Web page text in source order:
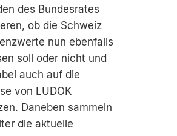
des Bundesrates
ob die Schweiz
nun ebenfalls
soll oder nicht und
auch auf die
von LUDOK
Daneben sammeln
die aktuelle